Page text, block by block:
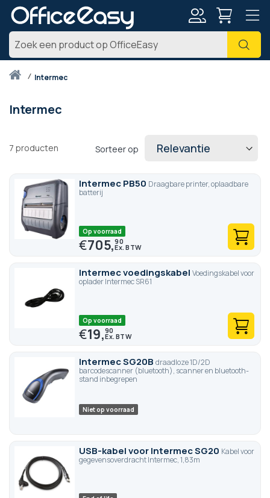
Zoek
Thuisintermec
Intermec
7 producten Sorteer op
Intermec PB50 Draagbare printer, oplaadbare
batterij
Op voorraad
€705,90
Intermec voedingskabel Voedingskabel voor
oplader Intermec SR61
Op voorraad
€19,90
Intermec SG20B draadloze 1D/2D
barcodescanner (bluetooth), scanner en bluetooth-
stand inbegrepen
Niet op voorraad
USB-kabel voor Intermec SG20 Kabel voor
gegevensoverdracht Intermec, 1,83m